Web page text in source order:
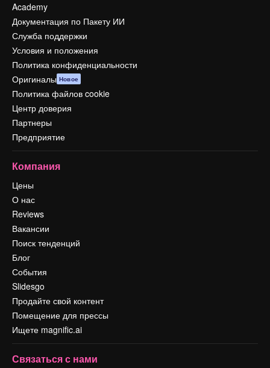
Academy
Документация по Пакету ИИ
Служба поддержки
Условия и положения
Политика конфиденциальности
Оригиналы Новое
Политика файлов cookie
Центр доверия
Партнеры
Предприятие
Компания
Цены
О нас
Reviews
Вакансии
Поиск тенденций
Блог
События
Slidesgo
Продайте свой контент
Помещение для прессы
Ищете magnific.ai
Связаться с нами